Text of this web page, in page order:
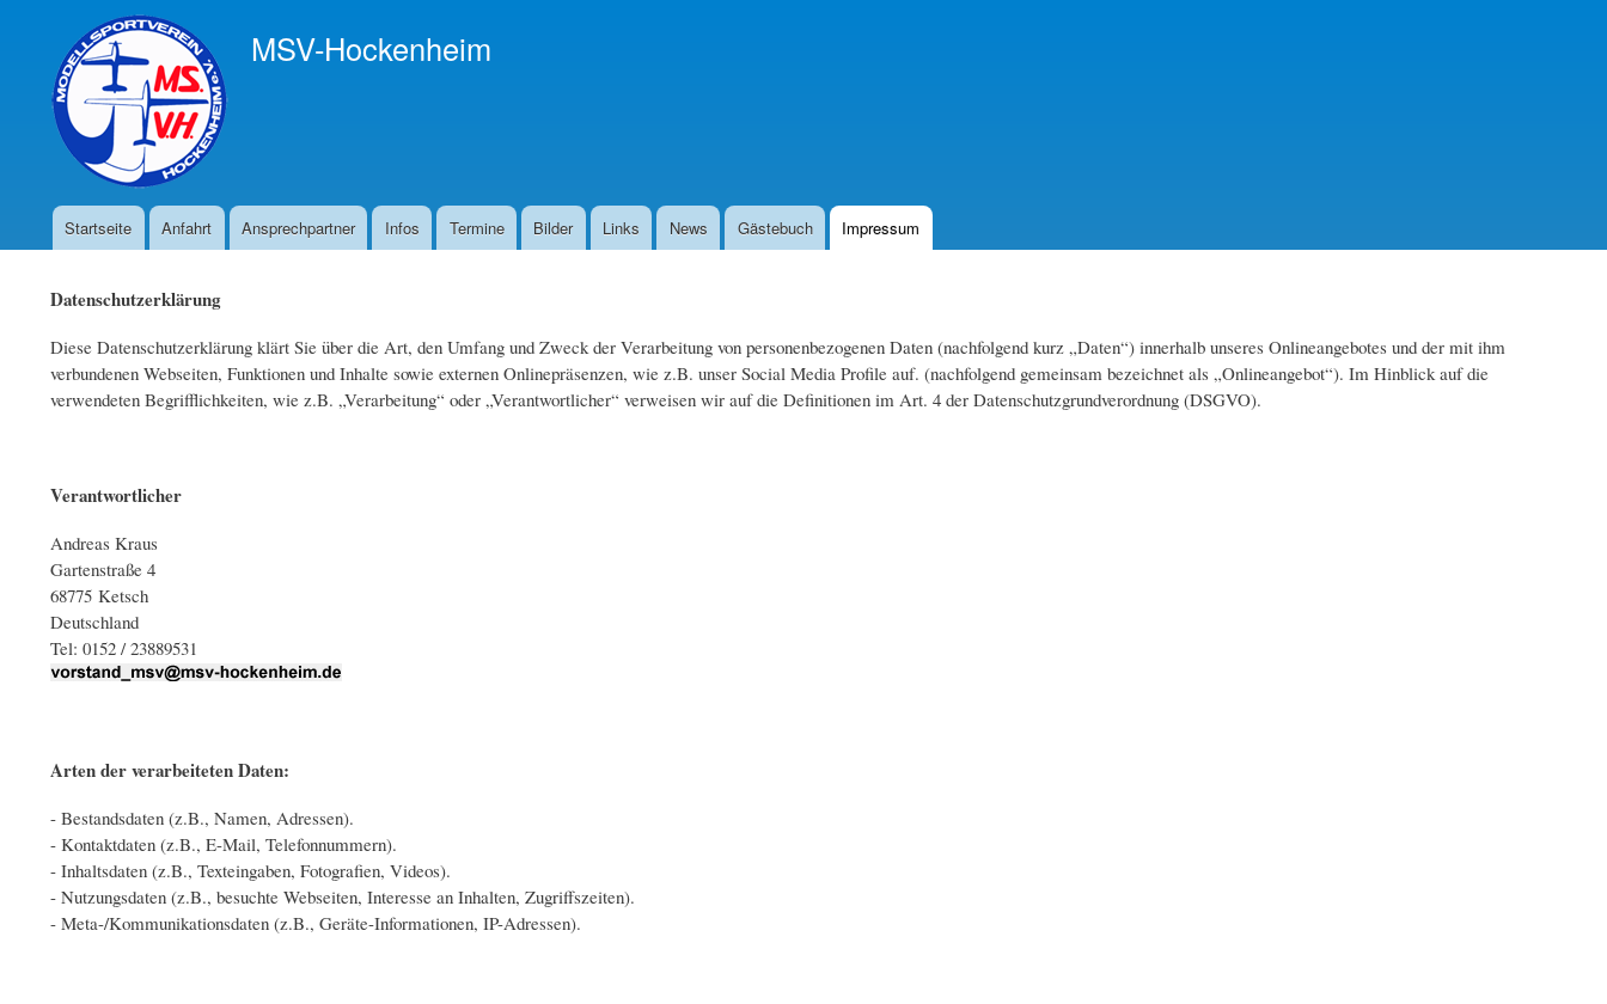
MSV-Hockenheim
Hauptnavigation
Startseite Anfahrt Ansprechpartner Infos Termine Bilder Links News Gästebuch Impressum
Datenschutzerklärung
Diese Datenschutzerklärung klärt Sie über die Art, den Umfang und Zweck der Verarbeitung von personenbezogenen Daten (nachfolgend kurz „Daten“) innerhalb unseres Onlineangebotes und der mit ihm
verbundenen Webseiten, Funktionen und Inhalte sowie externen Onlinepräsenzen, wie z.B. unser Social Media Profile auf. (nachfolgend gemeinsam bezeichnet als „Onlineangebot“). Im Hinblick auf die
verwendeten Begrifflichkeiten, wie z.B. „Verarbeitung“ oder „Verantwortlicher“ verweisen wir auf die Definitionen im Art. 4 der Datenschutzgrundverordnung (DSGVO).
Verantwortlicher
Andreas Kraus
Gartenstraße 4
68775 Ketsch
Deutschland
Tel: 0152 / 23889531
Arten der verarbeiteten Daten:
- Bestandsdaten (z.B., Namen, Adressen).
- Kontaktdaten (z.B., E-Mail, Telefonnummern).
- Inhaltsdaten (z.B., Texteingaben, Fotografien, Videos).
- Nutzungsdaten (z.B., besuchte Webseiten, Interesse an Inhalten, Zugriffszeiten).
- Meta-/Kommunikationsdaten (z.B., Geräte-Informationen, IP-Adressen).